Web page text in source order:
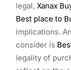
legal, Xanax
Best place to
implications.
consider is
legality of